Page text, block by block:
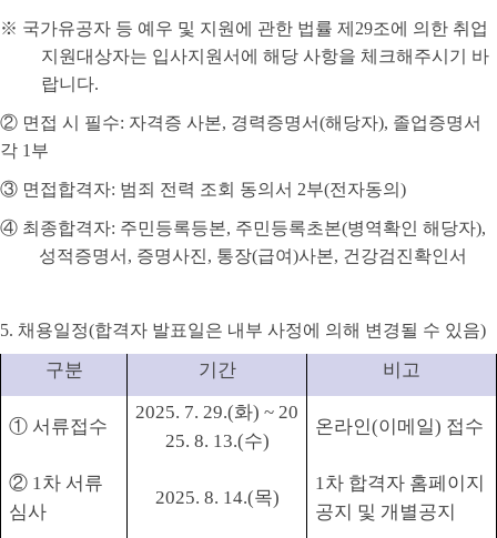
※ 국가유공자 등 예우 및 지원에 관한 법률 제 29조에 의한 취업
지원대상자는 입사지원서에 해당 사항을 체크해주시기 바
랍니다.
② 면접 시 필수: 자격증 사본, 경력증명서(해당자), 졸업증명서
각 1 부
③ 면접합격자: 범죄 전력 조회 동의서 2부(전자동의 )
④ 최종합격자: 주민등록등본, 주민등록초본(병역확인 해당자),
성적증명서 , 증명사진 , 통장(급여)사본, 건강검진확인서
5. 채용일정(합격자 발표일은 내부 사정에 의해 변경될 수 있음)
구분 기간 비고
① 서류접수
2025. 7. 29.(화) ~ 20
25. 8. 13.(수)
온라인(이메일) 접수
② 1차 서류
심사
2025. 8. 14.(목)
1차 합격자 홈페이지
공지 및 개별공지